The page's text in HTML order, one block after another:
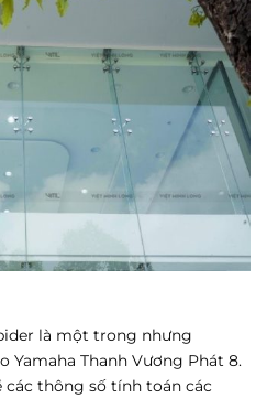
là một trong nhưng
Yamaha Thanh Vương Phát 8.
các thông số tính toán các